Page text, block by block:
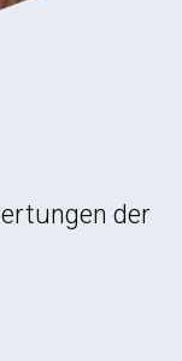
der